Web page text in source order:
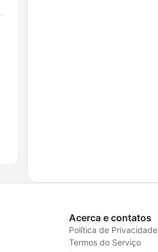
Acerca e contatos
Política de Privacidade
Termos do Serviço